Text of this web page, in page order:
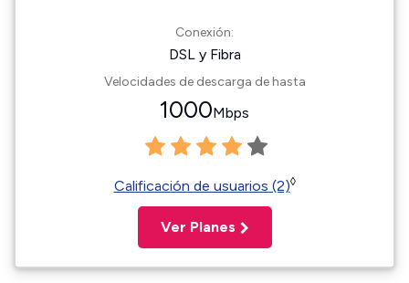
Conexión:
DSL y Fibra
Velocidades de descarga de hasta
1000Mbps
Calificación de usuarios (2)◊
Ver Planes